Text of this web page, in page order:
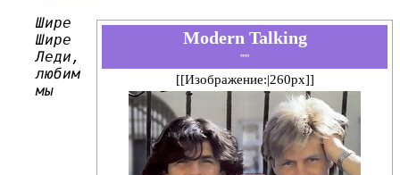
Modern Talking
'''''
[[Изображение:|260px]]
Шире
Шире
Леди,
любим
мы